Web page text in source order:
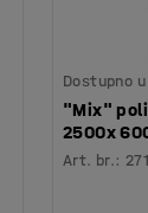
Dostupno
"Mix"
2500x
Art. br.: